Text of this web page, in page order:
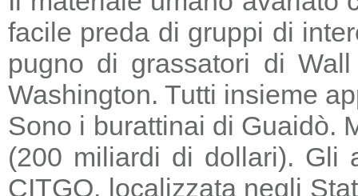
facile preda di gruppi di
pugno di grassatori di
Washington. Tutti insieme
Sono i burattinai di Guaidò.
(200 miliardi di dollari). Gli
CITGO, localizzata negli